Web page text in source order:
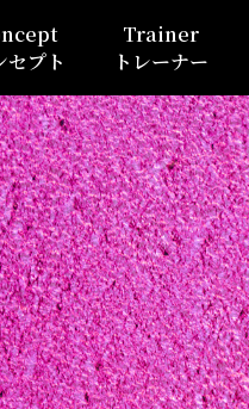
セプト
Trainer
トレーナー